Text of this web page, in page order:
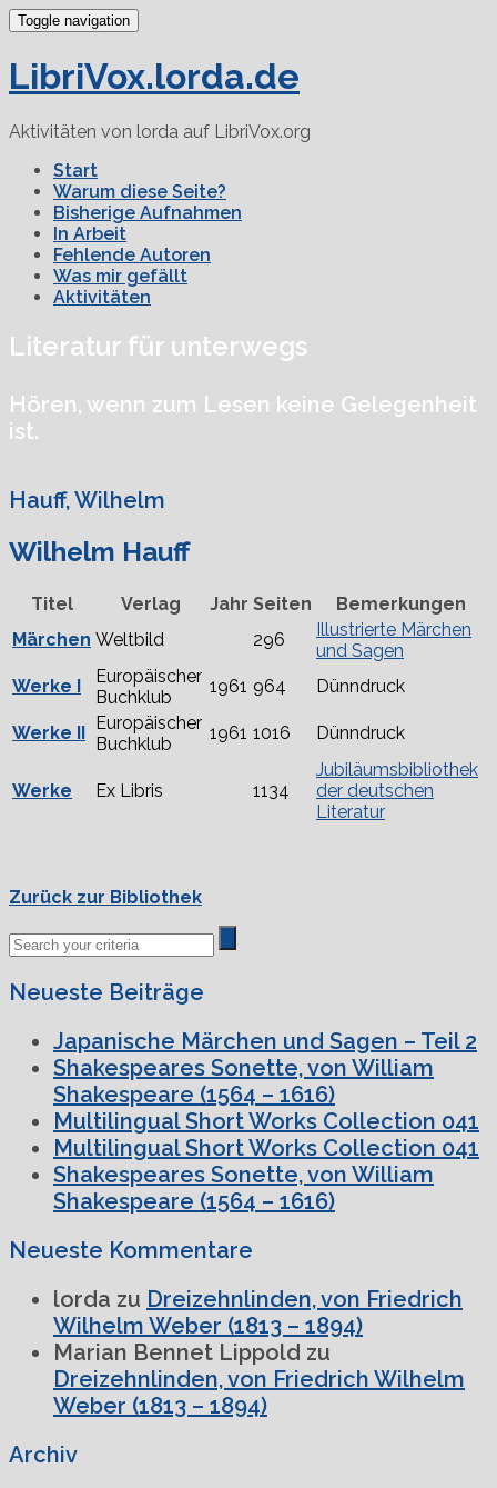
Toggle navigation
LibriVox.lorda.de
Aktivitäten von lorda auf LibriVox.org
Start
Warum diese Seite?
Bisherige Aufnahmen
In Arbeit
Fehlende Autoren
Was mir gefällt
Aktivitäten
Literatur für unterwegs
Hören, wenn zum Lesen keine Gelegenheit
ist.
Hauff, Wilhelm
Wilhelm Hauff
Titel Verlag Jahr Seiten
Bemerkungen
Märchen Weltbild 296
Illustrierte Märchen
und Sagen
Werke I
Europäischer
Buchklub
1961 964 Dünndruck
Werke II Europäischer
Buchklub
1961 1016 Dünndruck
Werke Ex Libris 1134
Jubiläumsbibliothek
der deutschen
Literatur
Zurück zur Bibliothek
Neueste Beiträge
Japanische Märchen und Sagen – Teil 2
Shakespeares Sonette, von William
Shakespeare (1564 – 1616)
Multilingual Short Works Collection 041
Multilingual Short Works Collection 041
Shakespeares Sonette, von William
Shakespeare (1564 – 1616)
Neueste Kommentare
lorda zu Dreizehnlinden, von Friedrich
Wilhelm Weber (1813 – 1894)
Marian Bennet Lippold zu
Dreizehnlinden, von Friedrich Wilhelm
Weber (1813 – 1894)
Archiv